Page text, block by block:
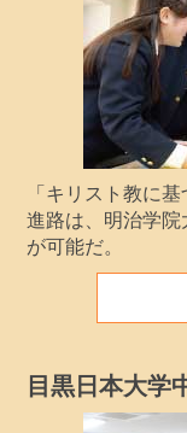
「キリスト教に
進路は、明治学
が可能だ。
目黒日本大学